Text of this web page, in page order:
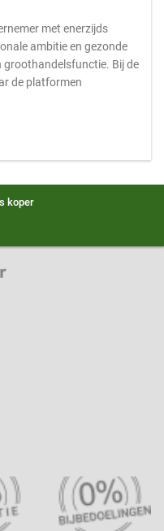
met enerzijds
ambitie en gezonde
groothandelsfunctie. Bij de
de platformen
koper